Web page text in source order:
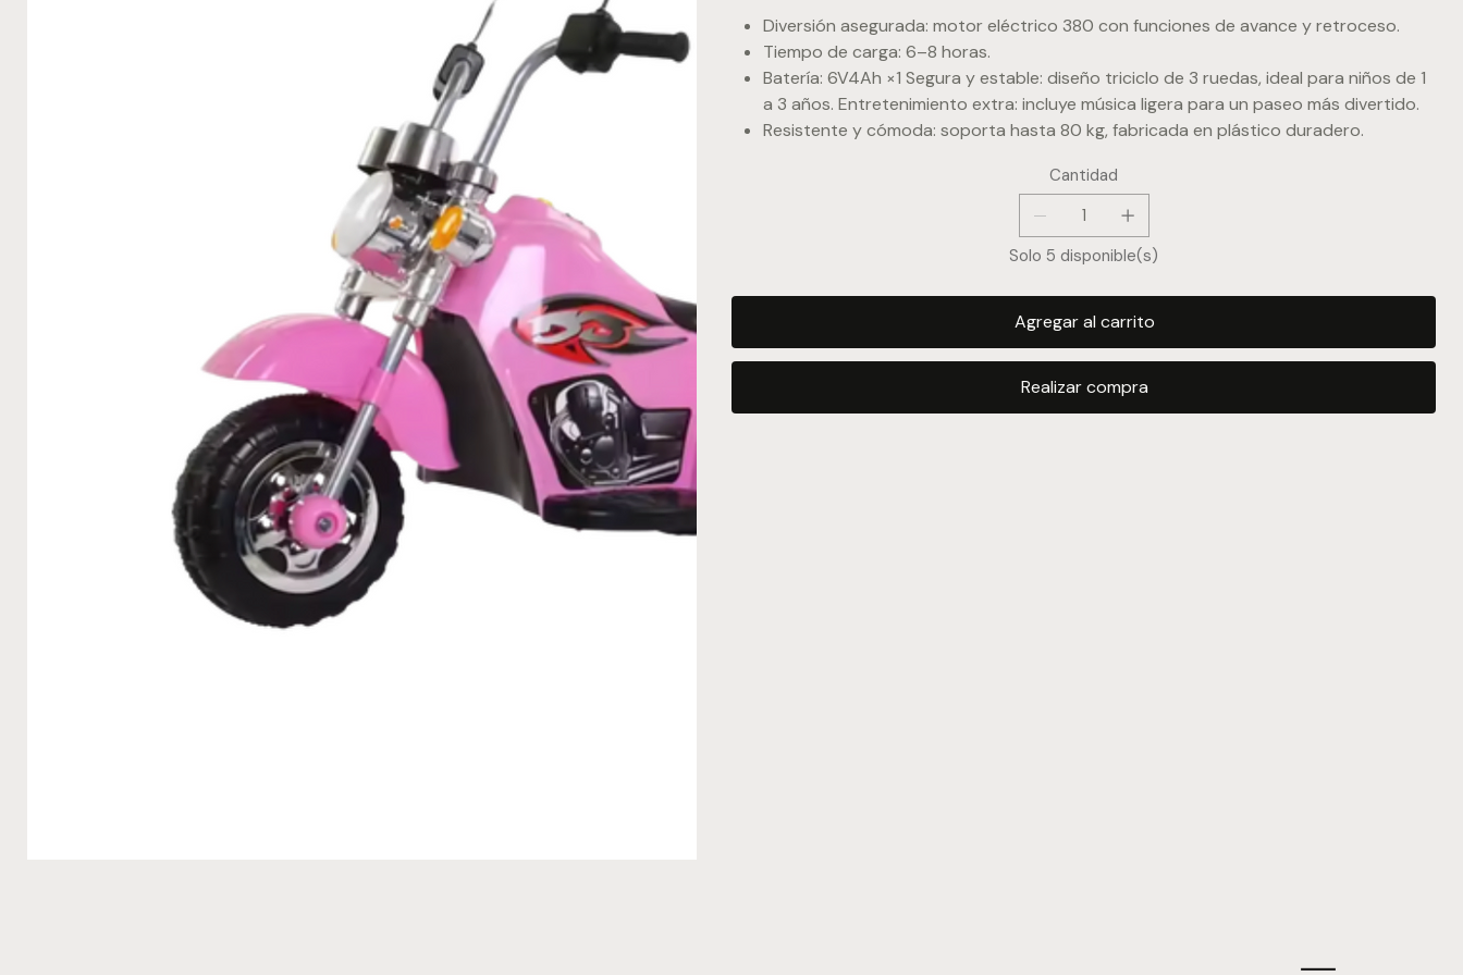
Diversión asegurada: motor eléctrico 380 con funciones de avance y retroceso.
Tiempo de carga: 6–8 horas.
Batería: 6V4Ah ×1 Segura y estable: diseño triciclo de 3 ruedas, ideal para niños de 1
a 3 años. Entretenimiento extra: incluye música ligera para un paseo más divertido.
Resistente y cómoda: soporta hasta 80 kg, fabricada en plástico duradero.
Cantidad
Solo 5 disponible(s)
Agregar al carrito
Realizar compra